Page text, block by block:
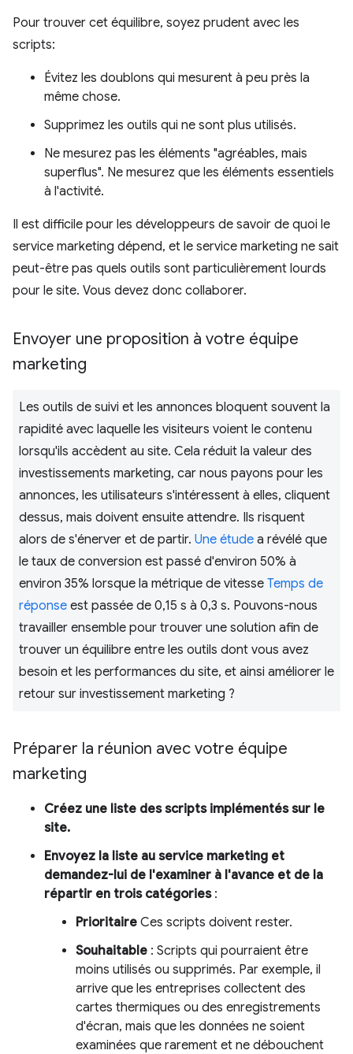
Pour trouver cet équilibre, soyez prudent avec les
scripts:
Évitez les doublons qui mesurent à peu près la
même chose.
Supprimez les outils qui ne sont plus utilisés.
Ne mesurez pas les éléments "agréables, mais
superflus". Ne mesurez que les éléments essentiels
à l'activité.
Il est difficile pour les développeurs de savoir de quoi le
service marketing dépend, et le service marketing ne sait
peut-être pas quels outils sont particulièrement lourds
pour le site. Vous devez donc collaborer.
Envoyer une proposition à votre équipe
marketing
Les outils de suivi et les annonces bloquent souvent la
rapidité avec laquelle les visiteurs voient le contenu
lorsqu'ils accèdent au site. Cela réduit la valeur des
investissements marketing, car nous payons pour les
annonces, les utilisateurs s'intéressent à elles, cliquent
dessus, mais doivent ensuite attendre. Ils risquent
alors de s'énerver et de partir. Une étude a révélé que
le taux de conversion est passé d'environ 50% à
environ 35% lorsque la métrique de vitesse Temps de
réponse est passée de 0,15 s à 0,3 s. Pouvons-nous
travailler ensemble pour trouver une solution afin de
trouver un équilibre entre les outils dont vous avez
besoin et les performances du site, et ainsi améliorer le
retour sur investissement marketing ?
Préparer la réunion avec votre équipe
marketing
Créez une liste des scripts implémentés sur le
site.
Envoyez la liste au service marketing et
demandez-lui de l'examiner à l'avance et de la
répartir en trois catégories:
Prioritaire Ces scripts doivent rester.
Souhaitable : Scripts qui pourraient être
moins utilisés ou supprimés. Par exemple, il
arrive que les entreprises collectent des
cartes thermiques ou des enregistrements
d'écran, mais que les données ne soient
examinées que rarement et ne débouchent